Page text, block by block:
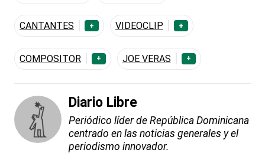
CANTANTES + VIDEOCLIP +
COMPOSITOR + JOE VERAS +
Diario Libre
Periódico líder de República Dominicana
centrado en las noticias generales y el
periodismo innovador.